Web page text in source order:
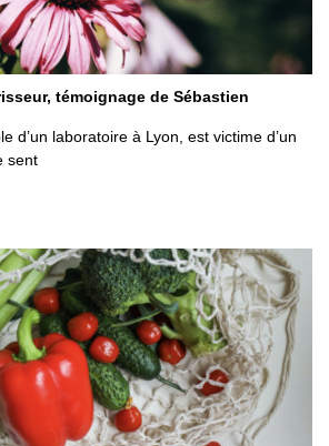
témoignage de Sébastien
d’un laboratoire à Lyon, est victime d’un
sent